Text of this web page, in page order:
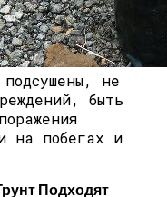
не
быть
на побегах и
Подходят